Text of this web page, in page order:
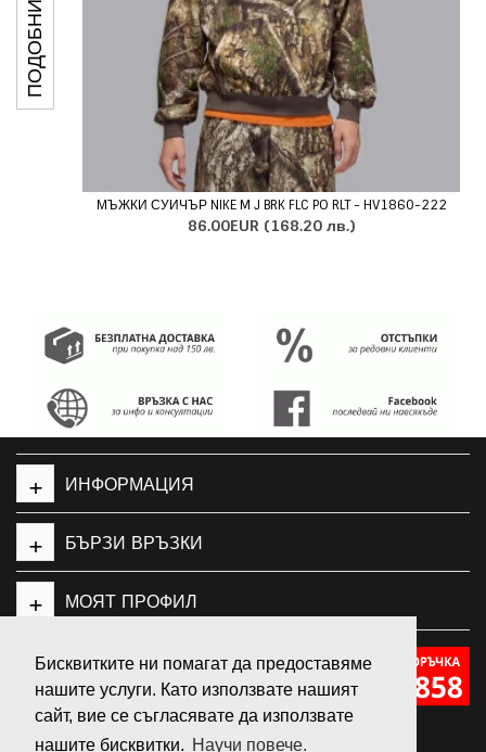
Бисквитките ни помагат да предоставяме
нашите услуги. Като използвате нашият
сайт, вие се съгласявате да използвате
нашите бисквитки. Научи повече.
МЪЖКИ СУИЧЪР NIKE M J BRK FLC PO RLT - HV1860-222
86.00EUR (168.20 лв.)
ИНФОРМАЦИЯ
+
БЪРЗИ ВРЪЗКИ
+
МОЯТ ПРОФИЛ
+
GeleSport